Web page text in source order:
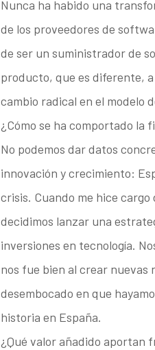
Nunca ha habido una
de los proveedores de
de ser un suministrador de
producto, que es diferente,
cambio radical en el modelo
¿Cómo se ha comportado la
No podemos dar datos
innovación y crecimiento:
crisis. Cuando me hice cargo
decidimos lanzar una
inversiones en tecnología.
nos fue bien al crear nuevas
desembocado en que
historia en España.
¿Qué valor añadido aportan